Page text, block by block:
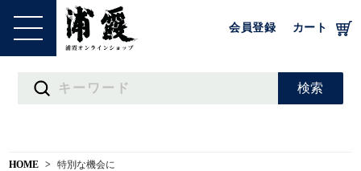
会員登録 カート
HOME 特別な機会に